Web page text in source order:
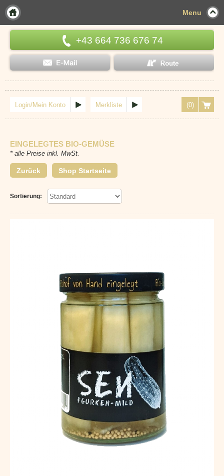
Menu
+43 664 736 676 74
(0)
Login/Mein Konto Merkliste
EINGELEGTES BIO-GEMÜSE
* alle Preise inkl. MwSt.
Zurück Shop Startseite
Sortierung: